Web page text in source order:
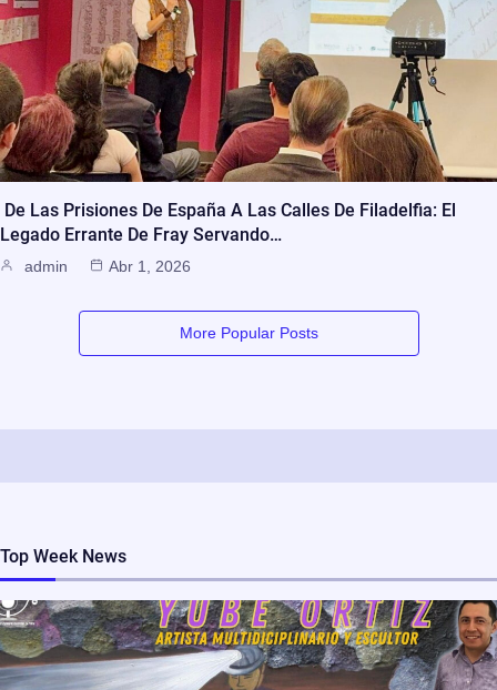
De Las Prisiones De España A Las Calles De Filadelfia: El
Legado Errante De Fray Servando…
admin Abr 1, 2026
More Popular Posts
Top Week News